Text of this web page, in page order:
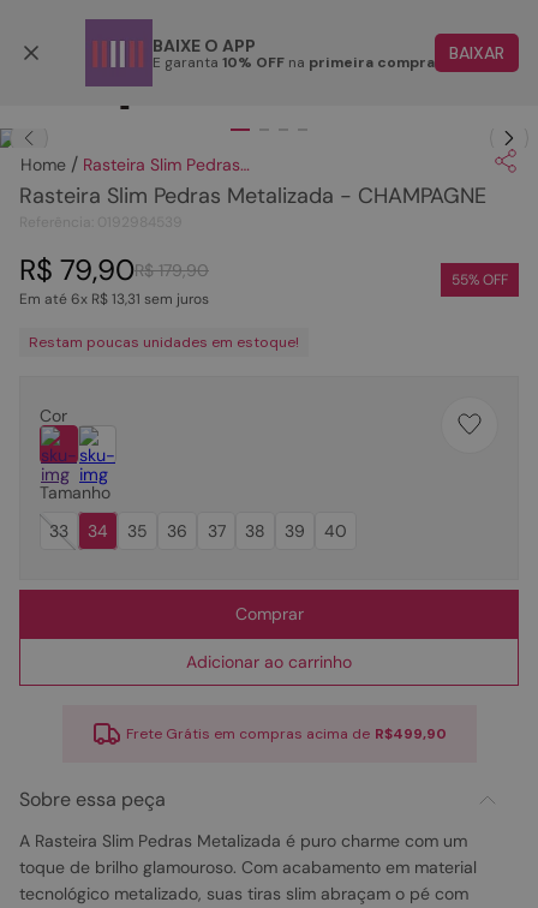
BAIXE O APP
E garanta 10% OFF na primeira compra BAIXAR
Rasteira Slim Pedras Metalizada - CHAMPAGNE
Rasteira Slim Pedras Metalizada - CHAMPAGNE
R$ 179,90
R$ 79,90
Em até6x R$13,31 sem juros
55% OFF
Restam poucas unidades em estoque!
Cor
Tamanho
33
34 35 36 37 38 39 40
Comprar
Adicionar ao carrinho
Frete Grátis em compras acima de R$499,90
Sobre essa peça
A Rasteira Slim Pedras Metalizada é puro charme com um
toque de brilho glamouroso. Com acabamento em material
tecnológico metalizado, suas tiras slim abraçam o pé com
1º
2º
tenis
4º
rasteira
5º
sandalia
6º
tamanco
sapatilha
couro
10º scarpin